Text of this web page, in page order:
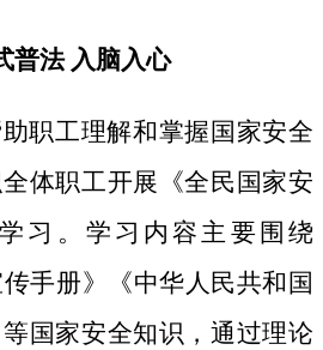
普法 入脑入心
职工理解和掌握国家安全
体职工开展《全民国家安
习。学习内容主要围绕
手册》《中华人民共和国
国家安全知识，通过理论